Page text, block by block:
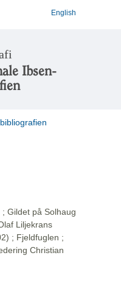
English
Ibsen-
Gildet på Solhaug
Liljekrans
; Fjeldfuglen ;
Christian